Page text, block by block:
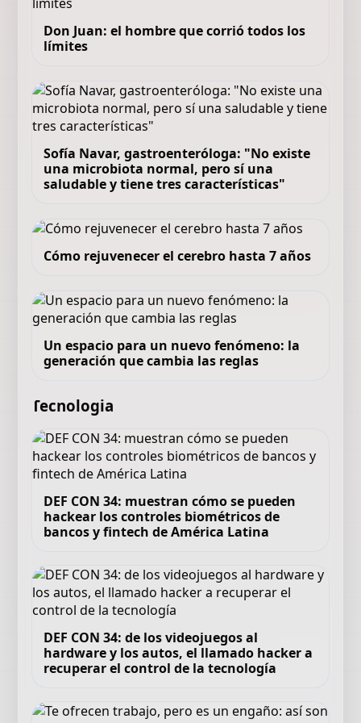
Don Juan: el hombre que corrió todos los
límites
Sofía Navar, gastroenteróloga: "No existe
una microbiota normal, pero sí una
saludable y tiene tres características"
Cómo rejuvenecer el cerebro hasta 7 años
Un espacio para un nuevo fenómeno: la
generación que cambia las reglas
Tecnologia
DEF CON 34: muestran cómo se pueden
hackear los controles biométricos de
bancos y fintech de América Latina
DEF CON 34: de los videojuegos al
hardware y los autos, el llamado hacker a
recuperar el control de la tecnología